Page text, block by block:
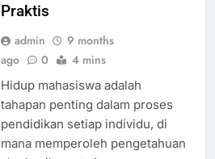
Praktis
admin
9 months
ago
0 4 mins
Hidup mahasiswa adalah
tahapan penting dalam proses
pendidikan setiap individu, di
mana memperoleh pengetahuan